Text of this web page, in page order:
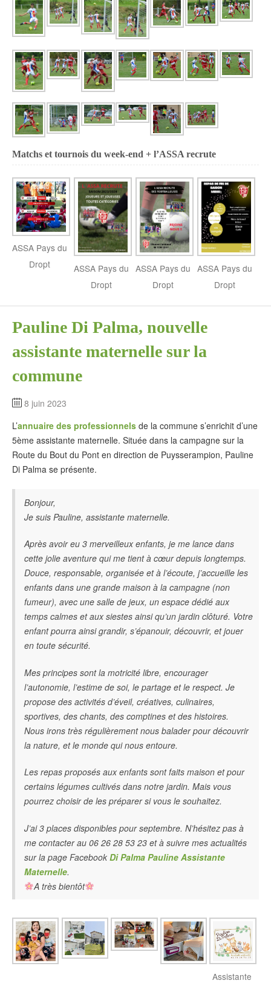
Matchs et tournois du week-end + l’ASSA recrute
ASSA Pays du
Dropt
ASSA Pays du
Dropt
ASSA Pays du
Dropt
ASSA Pays du
Dropt
Pauline Di Palma, nouvelle
assistante maternelle sur la
commune
8 juin 2023
L’annuaire des professionnels de la commune s’enrichit d’une
5ème assistante maternelle. Située dans la campagne sur la
Route du Bout du Pont en direction de Puysserampion, Pauline
Di Palma se présente.
Bonjour,
Je suis Pauline, assistante maternelle.
Après avoir eu 3 merveilleux enfants, je me lance dans
cette jolie aventure qui me tient à cœur depuis longtemps.
Douce, responsable, organisée et à l’écoute, j’accueille les
enfants dans une grande maison à la campagne (non
fumeur), avec une salle de jeux, un espace dédié aux
temps calmes et aux siestes ainsi qu’un jardin clôturé. Votre
enfant pourra ainsi grandir, s’épanouir, découvrir, et jouer
en toute sécurité.
Mes principes sont la motricité libre, encourager
l’autonomie, l’estime de soi, le partage et le respect. Je
propose des activités d’éveil, créatives, culinaires,
sportives, des chants, des comptines et des histoires.
Nous irons très régulièrement nous balader pour découvrir
la nature, et le monde qui nous entoure.
Les repas proposés aux enfants sont faits maison et pour
certains légumes cultivés dans notre jardin. Mais vous
pourrez choisir de les préparer si vous le souhaitez.
J’ai 3 places disponibles pour septembre. N’hésitez pas à
me contacter au 06 26 28 53 23 et à suivre mes actualités
sur la page Facebook Di Palma Pauline Assistante
Maternelle.
A très bientôt
Assistante